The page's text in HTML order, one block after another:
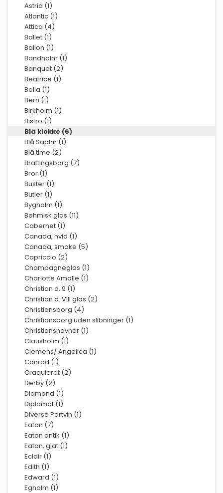
Astrid (1)
Atlantic (1)
Attica (4)
Ballet (1)
Ballon (1)
Bandholm (1)
Banquet (2)
Beatrice (1)
Bella (1)
Bern (1)
Birkholm (1)
Bistro (1)
Blå klokke (6)
Blå Saphir (1)
Blå time (2)
Brattingsborg (7)
Bror (1)
Buster (1)
Butler (1)
Bygholm (1)
Bøhmisk glas (11)
Cabernet (1)
Canada, hvid (1)
Canada, smoke (5)
Capriccio (2)
Champagneglas (1)
Charlotte Amalie (1)
Christian d. 9 (1)
Christian d. VIII glas (2)
Christiansborg (4)
Christiansborg uden slibninger (1)
Christianshavner (1)
Clausholm (1)
Clemens/ Angelica (1)
Conrad (1)
Craquleret (2)
Derby (2)
Diamond (1)
Diplomat (1)
Diverse Portvin (1)
Eaton (7)
Eaton antik (1)
Eaton, glat (1)
Eclair (1)
Edith (1)
Edward (1)
Egholm (1)